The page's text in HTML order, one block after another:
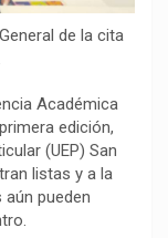
de la cita
Académica
edición,
(UEP) San
listas y a la
pueden